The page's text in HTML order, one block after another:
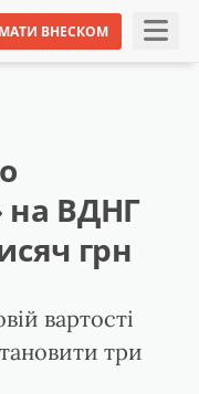
ВНЕСКОМ
на ВДНГ
грн
вартості
три